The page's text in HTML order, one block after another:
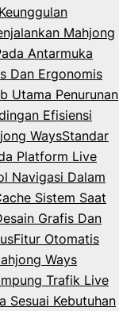
Keunggulan
Mahjong
Antarmuka
Dan Ergonomis
Utama Penurunan
Efisiensi
WaysStandar
Platform Live
Navigasi Dalam
Sistem Saat
Grafis Dan
Fitur Otomatis
Ways
Trafik Live
Sesuai Kebutuhan